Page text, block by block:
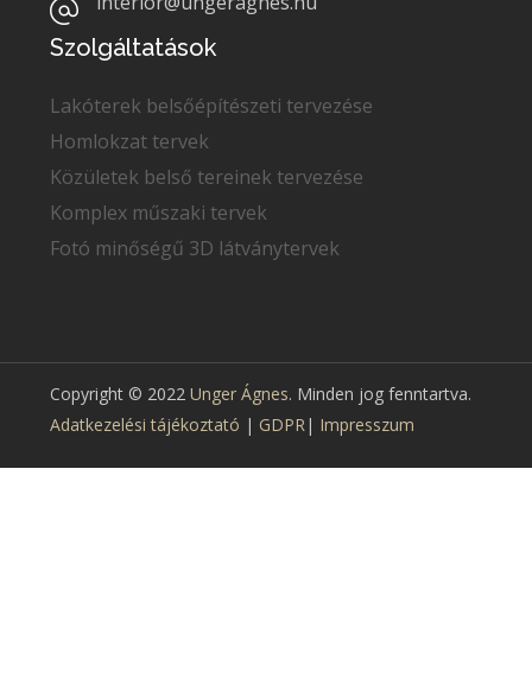
Szolgáltatások
Lakóterek belsőépítészeti tervezése
Homlokzat tervek
Közületek belső tereinek tervezése
Komplex műszaki tervek
Fotó minőségű 3D látványtervek
Copyright © 2022Unger Ágnes. Minden jog fenntartva.
Adatkezelési tájékoztató | GDPR | Impresszum